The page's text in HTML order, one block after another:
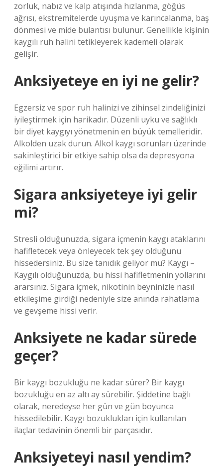
zorluk, nabız ve kalp atışında hızlanma, göğüs
ağrısı, ekstremitelerde uyuşma ve karıncalanma, baş
dönmesi ve mide bulantısı bulunur. Genellikle kişinin
kaygılı ruh halini tetikleyerek kademeli olarak
gelişir.
Anksiyeteye en iyi ne gelir?
Egzersiz ve spor ruh halinizi ve zihinsel zindeliğinizi
iyileştirmek için harikadır. Düzenli uyku ve sağlıklı
bir diyet kaygıyı yönetmenin en büyük temelleridir.
Alkolden uzak durun. Alkol kaygı sorunları üzerinde
sakinleştirici bir etkiye sahip olsa da depresyona
eğilimi artırır.
Sigara anksiyeteye iyi gelir
mi?
Stresli olduğunuzda, sigara içmenin kaygı ataklarını
hafifletecek veya önleyecek tek şey olduğunu
hissedersiniz. Bu size tanıdık geliyor mu? Kaygı –
Kaygılı olduğunuzda, bu hissi hafifletmenin yollarını
ararsınız. Sigara içmek, nikotinin beyninizle nasıl
etkileşime girdiği nedeniyle size anında rahatlama
ve gevşeme hissi verir.
Anksiyete ne kadar sürede
geçer?
Bir kaygı bozukluğu ne kadar sürer? Bir kaygı
bozukluğu en az altı ay sürebilir. Şiddetine bağlı
olarak, neredeyse her gün ve gün boyunca
hissedilebilir. Kaygı bozuklukları için kullanılan
ilaçlar tedavinin önemli bir parçasıdır.
Anksiyeteyi nasıl yendim?